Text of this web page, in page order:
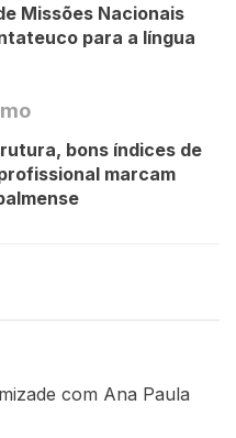
Missões Nacionais
para a língua
bons índices de
marcam
com Ana Paula